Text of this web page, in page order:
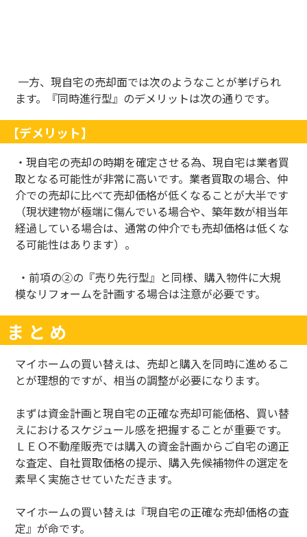
一方、現自宅の売却面では次のようなことが挙げられ
ます。『同時進行型』のデメリットは次の通りです。
【デメリット】
・現自宅の売却の時期を確定させる為、現自宅は業者買
取となる可能性が非常に高いです。業者買取の場合、仲
介での売却に比べて売却価格が低くなることが大半です
（現状建物が極端に傷んでいる場合や、築年数が相当年
経過している場合は、通常の仲介でも売却価格は低くな
る可能性はあります）。
・前項の②の『売り先行型』と同様、購入物件に大規
模なリフォームを計画する場合は注意が必要です。
ま と め
マイホームの買い替えは、売却と購入を同時に進めるこ
とが理想的ですが、相当の調整が必要になります。
まずは資金計画と現自宅の正確な売却可能価格、買い替
えにおけるスケジュール感を把握することが重要です。
ＬＥＯ不動産販売では購入の資金計画からご自宅の適正
な査定、自社買取価格の提示、購入先候補物件の選定を
素早く実施させていただきます。
マイホームの買い替えは『現自宅の正確な売却価格の査
定』が命です。